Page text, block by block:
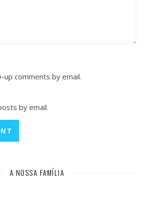
comments by email.
by email.
A NOSSA FAMÍLIA